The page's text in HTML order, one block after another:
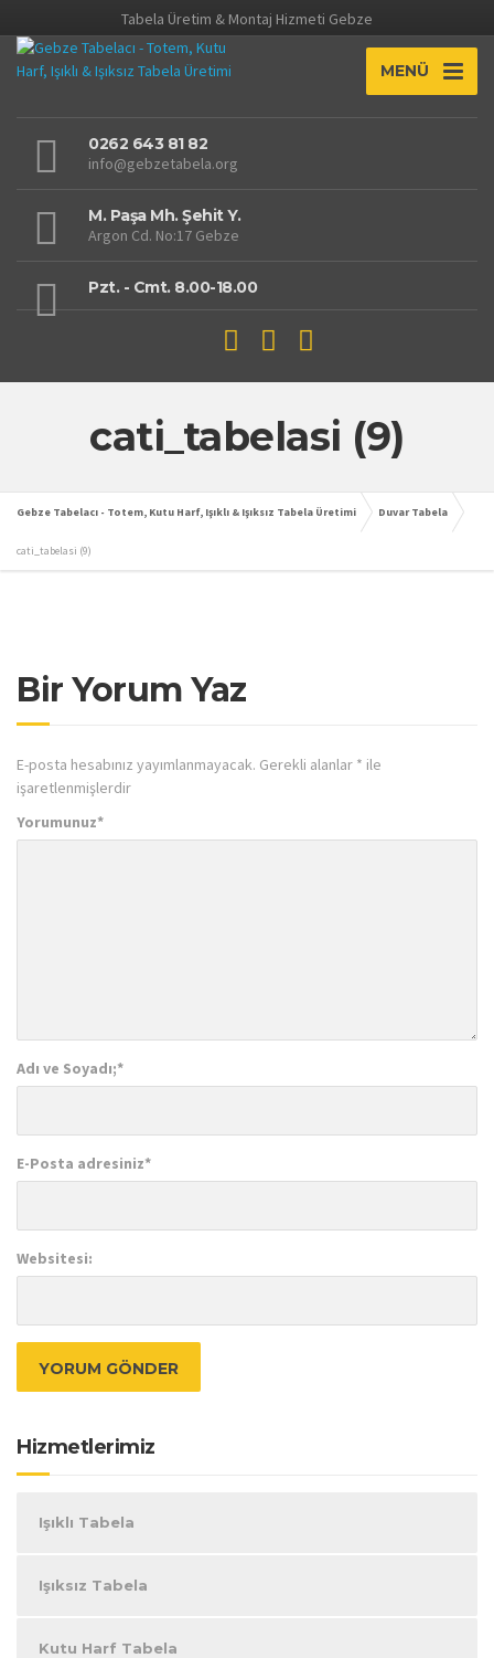
Tabela Üretim & Montaj Hizmeti Gebze
MENÜ
0262 643 81 82
info@gebzetabela.org
M. Paşa Mh. Şehit Y.
Argon Cd. No:17 Gebze
Pzt. - Cmt. 8.00-18.00
cati_tabelasi (9)
Gebze Tabelacı - Totem, Kutu Harf, Işıklı & Işıksız Tabela Üretimi Duvar Tabela
cati_tabelasi (9)
Bir Yorum Yaz
E-posta hesabınız yayımlanmayacak. Gerekli alanlar * ile
işaretlenmişlerdir
Yorumunuz*
Adı ve Soyadı;*
E-Posta adresiniz*
Websitesi:
Hizmetlerimiz
Işıklı Tabela
Işıksız Tabela
Kutu Harf Tabela